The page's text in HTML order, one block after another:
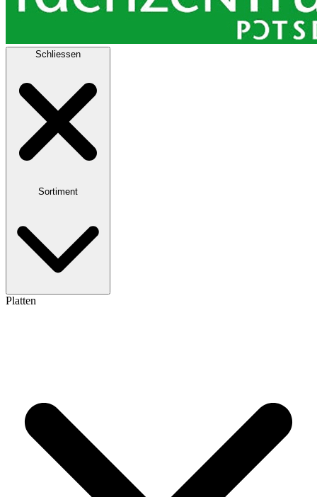
Schliessen
Sortiment
Platten